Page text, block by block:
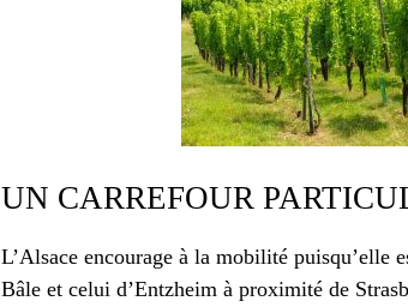
UN CARREFOUR
L’Alsace encourage à la mobilité puisqu’elle
Bâle et celui d’Entzheim à proximité de